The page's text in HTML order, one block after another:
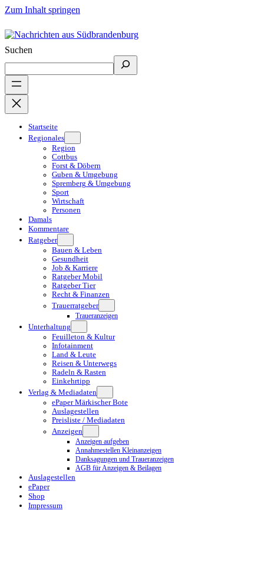
Zum Inhalt springen
Suchen
Startseite
Regionales
Region
Cottbus
Forst & Döbern
Guben & Umgebung
Spremberg & Umgebung
Sport
Wirtschaft
Personen
Damals
Kommentare
Ratgeber
Bauen & Leben
Gesundheit
Job & Karriere
Ratgeber Mobil
Ratgeber Tier
Recht & Finanzen
Trauerratgeber
Traueranzeigen
Unterhaltung
Feuilleton & Kultur
Infotainment
Land & Leute
Reisen & Unterwegs
Radeln & Rasten
Einkehrtipp
Verlag & Mediadaten
ePaper Märkischer Bote
Auslagestellen
Preisliste / Mediadaten
Anzeigen
Anzeigen aufgeben
Annahmestellen Kleinanzeigen
Danksagungen und Traueranzeigen
AGB für Anzeigen & Beilagen
Auslagestellen
ePaper
Shop
Impressum